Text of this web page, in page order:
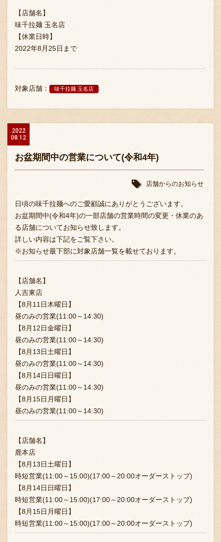
【店舗名】
味千拉麺 玉名店
【休業日時】
2022年8月25日まで
対象店舗： 味千拉麺 玉名店
2022
08.12
お盆期間中の営業について(令和4年)
店舗からのお知らせ
日頃の味千拉麺へのご愛顧誠にありがとうございます。
お盆期間中(令和4年)の一部店舗の営業時間の変更・休業のあ
る店舗についてお知らせ致します。
詳しい内容は下記をご覧下さい。
※お知らせ最下部に対象店舗一覧を載せております。
【店舗名】
人吉東店
【8月11日木曜日】
昼のみの営業(11:00～14:30)
【8月12日金曜日】
昼のみの営業(11:00～14:30)
【8月13日土曜日】
昼のみの営業(11:00～14:30)
【8月14日日曜日】
昼のみの営業(11:00～14:30)
【8月15日月曜日】
昼のみの営業(11:00～14:30)
【店舗名】
鹿本店
【8月13日土曜日】
時短営業(11:00～15:00)(17:00～20:00オーダーストップ)
【8月14日日曜日】
時短営業(11:00～15:00)(17:00～20:00オーダーストップ)
【8月15日月曜日】
時短営業(11:00～15:00)(17:00～20:00オーダーストップ)